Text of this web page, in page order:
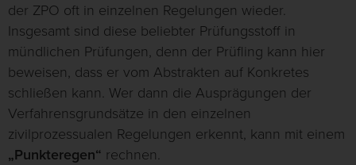
der ZPO oft in einzelnen Regelungen wieder.
Insgesamt sind diese beliebter Prüfungsstoff in
mündlichen Prüfungen, denn der Prüfling kann hier
beweisen, dass er vom Abstrakten auf Konkretes
schließen kann. Wer dann die Ausprägungen der
Verfahrensgrundsätze in den einzelnen
zivilprozessualen Regelungen erkennt, kann mit einem
„Punkteregen“ rechnen.